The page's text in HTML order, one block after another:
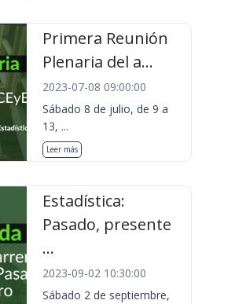
Primera Reunión
Plenaria del a...
2023-07-08 09:00:00
Sábado 8 de julio, de 9 a
13, ...
Leer más
Estadística:
Pasado, presente
...
2023-09-02 10:30:00
Sábado 2 de septiembre,